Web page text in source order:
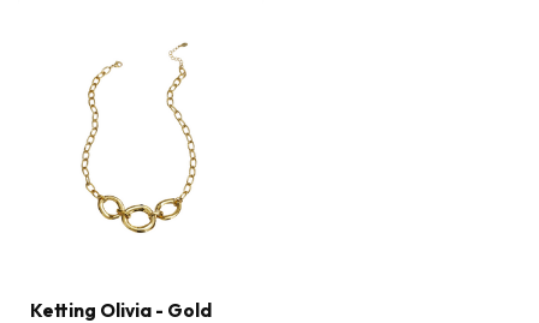
Ketting Olivia - Gold